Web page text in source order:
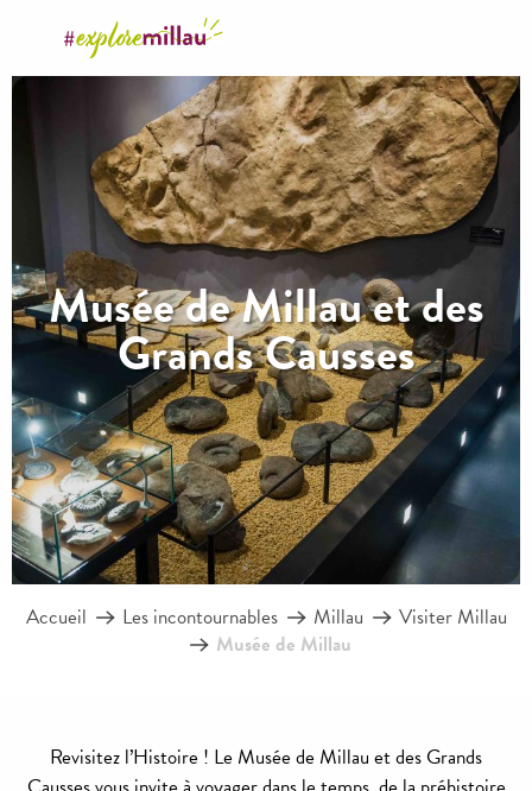
contenu
Musée de Millau et des
Grands Causses
Accueil Les incontournables Millau
Visiter Millau
Musée de Millau
Revisitez l’Histoire ! Le Musée de Millau et des Grands